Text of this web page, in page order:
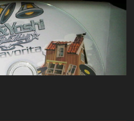
----------------------------- Nota:
della qualità in formato iTunes Plus
e a disposizione vostra per il
Nosotros Somos Los Del